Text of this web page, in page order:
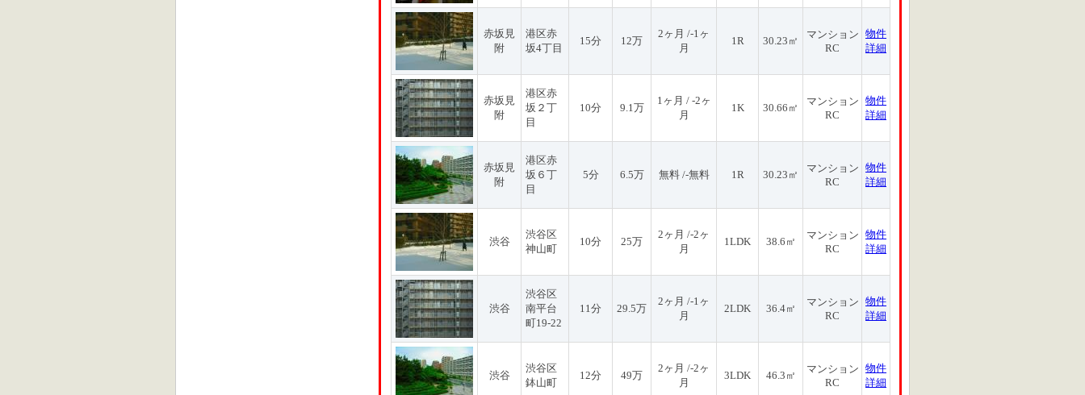
赤坂見
附
港区赤
坂4丁目
15分 12万
2ヶ月 /-1ヶ
月
1R 30.23㎡
マンション
RC
物件
詳細
赤坂見
附
港区赤
坂２丁
目
10分 9.1万
1ヶ月 / -2ヶ
月
1K 30.66㎡
マンション
RC
物件
詳細
赤坂見
附
港区赤
坂６丁
目
5分 6.5万 無料 /-無料 1R 30.23㎡
マンション
RC
物件
詳細
渋谷
渋谷区
神山町
10分 25万
2ヶ月 /-2ヶ
月
1LDK 38.6㎡
マンション
RC
物件
詳細
渋谷
渋谷区
南平台
町19-22
11分 29.5万
2ヶ月 /-1ヶ
月
2LDK 36.4㎡
マンション
RC
物件
詳細
渋谷
渋谷区
鉢山町
12分 49万
2ヶ月 /-2ヶ
月
3LDK 46.3㎡
マンション
RC
物件
詳細